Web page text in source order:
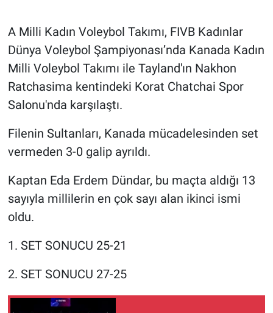
A Milli Kadın Voleybol Takımı, FIVB Kadınlar
Dünya Voleybol Şampiyonası’nda Kanada Kadın
Milli Voleybol Takımı ile Tayland'ın Nakhon
Ratchasima kentindeki Korat Chatchai Spor
Salonu'nda karşılaştı.
Filenin Sultanları, Kanada mücadelesinden set
vermeden 3-0 galip ayrıldı.
Kaptan Eda Erdem Dündar, bu maçta aldığı 13
sayıyla millilerin en çok sayı alan ikinci ismi
oldu.
1. SET SONUCU 25-21
2. SET SONUCU 27-25
Gündem Özel
Günün görüntüsü
Haber
İlan
Koronavirüs